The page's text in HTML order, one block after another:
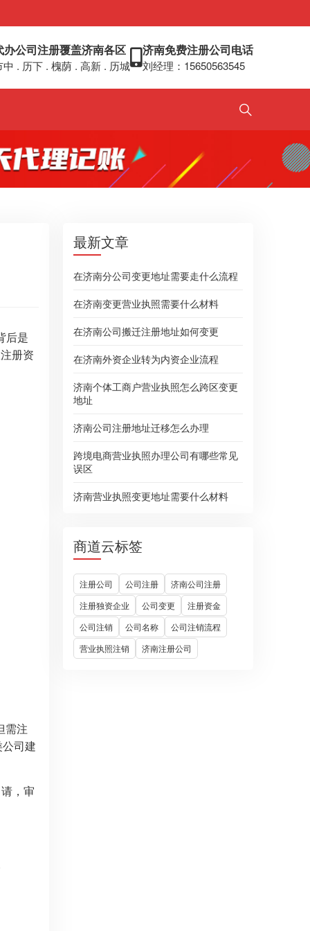
办公司注册覆盖济南各区
中 . 历下 . 槐荫 . 高新 . 历城
济南免费注册公司电话
刘经理：15650563545
最新文章
在济南分公司变更地址需要走什么流程
在济南变更营业执照需要什么材料
在济南公司搬迁注册地址如何变更
在济南外资企业转为内资企业流程
济南个体工商户营业执照怎么跨区变更
地址
济南公司注册地址迁移怎么办理
跨境电商营业执照办理公司有哪些常见
误区
济南营业执照变更地址需要什么材料
商道云标签
注册公司 公司注册
济南公司注册
注册独资企业
公司变更
注册资金
公司注销
公司名称
公司注销流程
营业执照注销
济南注册公司
后是
册资
需注
司建
，审